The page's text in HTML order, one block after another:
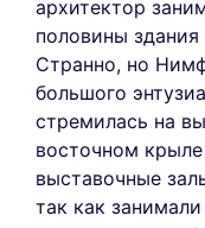
архитектор
половины
Странно, но
большого
стремилась на
восточном
выставочные
так как